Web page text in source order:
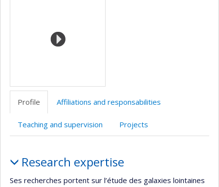
Profile Affiliations and responsabilities
Teaching and supervision Projects
Research expertise
Ses recherches portent sur l’étude des galaxies lointaines